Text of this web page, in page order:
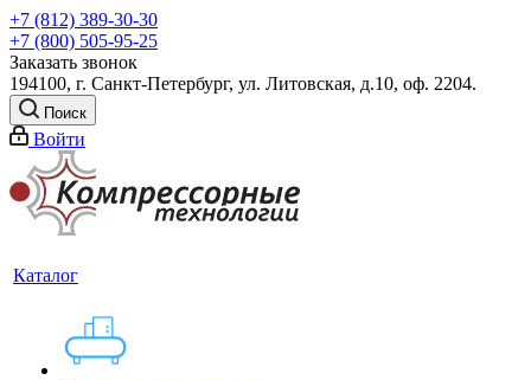
+7 (812) 389-30-30
+7 (800) 505-95-25
Заказать звонок
194100, г. Санкт-Петербург, ул. Литовская, д.10, оф. 2204.
Поиск
Войти
Каталог